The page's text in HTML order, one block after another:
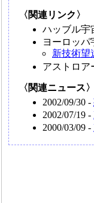
〈関連リンク〉
ハッブル宇
ヨーロッパ
新技術望
アストロア
〈関連ニュース〉
2002/09/30 -
2002/07/19 -
2000/03/09 -